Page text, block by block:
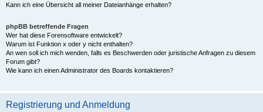
Kann ich eine Übersicht all meiner Dateianhänge erhalten?
phpBB betreffende Fragen
Wer hat diese Forensoftware entwickelt?
Warum ist Funktion x oder y nicht enthalten?
An wen soll ich mich wenden, falls es Beschwerden oder juristische Anfragen zu diesem
Forum gibt?
Wie kann ich einen Administrator des Boards kontaktieren?
Registrierung und Anmeldung